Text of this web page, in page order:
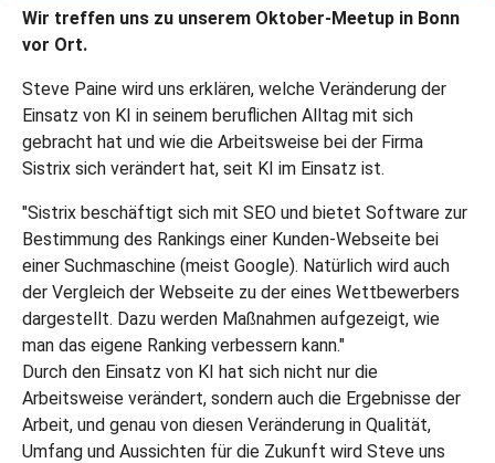
Wir treffen uns zu unserem Oktober-Meetup in Bonn
vor Ort.
Steve Paine wird uns erklären, welche Veränderung der
Einsatz von KI in seinem beruflichen Alltag mit sich
gebracht hat und wie die Arbeitsweise bei der Firma
Sistrix sich verändert hat, seit KI im Einsatz ist.
"Sistrix beschäftigt sich mit SEO und bietet Software zur
Bestimmung des Rankings einer Kunden-Webseite bei
einer Suchmaschine (meist Google). Natürlich wird auch
der Vergleich der Webseite zu der eines Wettbewerbers
dargestellt. Dazu werden Maßnahmen aufgezeigt, wie
man das eigene Ranking verbessern kann."
Durch den Einsatz von KI hat sich nicht nur die
Arbeitsweise verändert, sondern auch die Ergebnisse der
Arbeit, und genau von diesen Veränderung in Qualität,
Umfang und Aussichten für die Zukunft wird Steve uns